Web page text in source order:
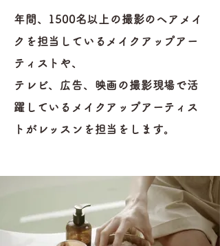
年間、1500名以上の撮影のヘアメイ
クを担当しているメイクアップアー
ティストや、
テレビ、広告、映画の撮影現場で活
躍しているメイクアップアーティス
トがレッスンを担当をします。